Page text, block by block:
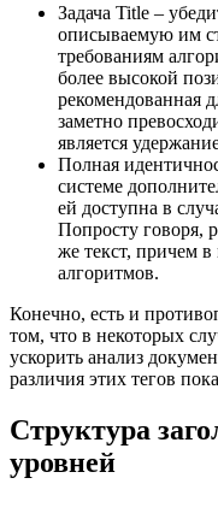
Задача Title –
описываемую им
требованиям
более высокой
рекомендованная
заметно
является
Полная
системе
ей доступна в
Попросту говоря,
же текст, причем
алгоритмов.
Конечно, есть и
том, что в некоторых
ускорить анализ
различия этих тегов
Структура
уровней